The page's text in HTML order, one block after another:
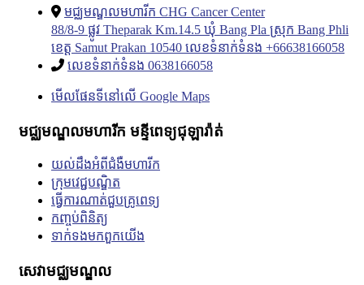
មជ្ឈមណ្ឌលមហារីក CHG Cancer Center
88/8-9 ផ្លូវ Theparak Km.14.5 ឃុំ Bang Pla ស្រុក Bang Phli
ខេត្ត Samut Prakan 10540 លេខទំនាក់ទំនង +66638166058
លេខទំនាក់ទំនង 0638166058
មើលផែនទីនៅលើ Google Maps
មជ្ឈមណ្ឌលមហារីក មន្ទីពេទ្យជុឡារ៉ាត់
យល់ដឹងអំពីជំងឺមហារីក
ក្រុមវេជ្ជបណ្ឌិត
ធ្វើការណាត់ជួបគ្រូពេទ្យ
កញ្ចប់ពិនិត្យ
ទាក់ទង​មក​ពួក​យើង
សេវាមជ្ឈមណ្ឌល